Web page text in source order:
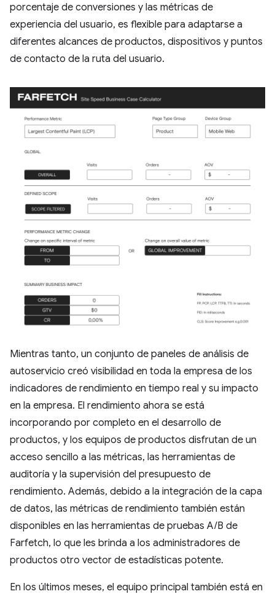
porcentaje de conversiones y las métricas de
experiencia del usuario, es flexible para adaptarse a
diferentes alcances de productos, dispositivos y puntos
de contacto de la ruta del usuario.
Mientras tanto, un conjunto de paneles de análisis de
autoservicio creó visibilidad en toda la empresa de los
indicadores de rendimiento en tiempo real y su impacto
en la empresa. El rendimiento ahora se está
incorporando por completo en el desarrollo de
productos, y los equipos de productos disfrutan de un
acceso sencillo a las métricas, las herramientas de
auditoría y la supervisión del presupuesto de
rendimiento. Además, debido a la integración de la capa
de datos, las métricas de rendimiento también están
disponibles en las herramientas de pruebas A/B de
Farfetch, lo que les brinda a los administradores de
productos otro vector de estadísticas potente.
En los últimos meses, el equipo principal también está en